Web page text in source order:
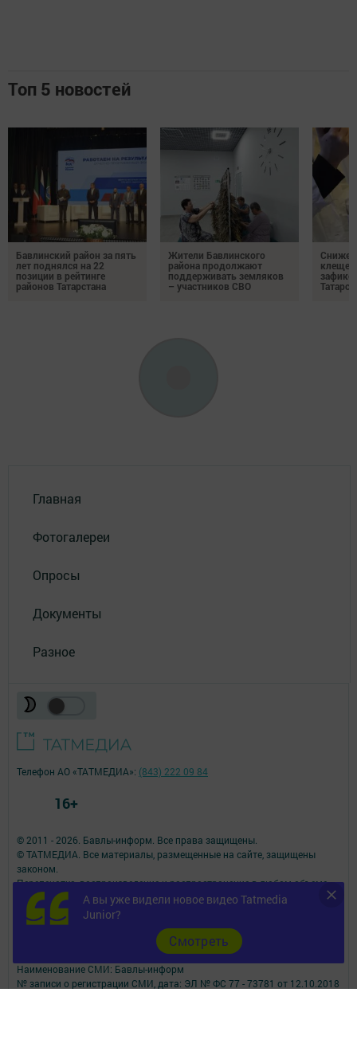
Топ 5 новостей
Бавлинский район за пять
лет поднялся на 22
позиции в рейтинге
районов Татарстана
Жители Бавлинского
района продолжают
поддерживать земляков
– участников СВО
клещей
Главная
Фотогалереи
Опросы
Документы
Разное
А вы уже видели новое видео Tatmedia
Junior?
Cмотреть
© 2011 - 2026. Бавлы-информ. Все права защищены.
© ТАТМЕДИА. Все материалы, размещенные на сайте, защищены
законом.
Перепечатка, воспроизведение и распространение в любом объеме
информации,
размещенной на сайте, возможна только с письменного согласия
редакций СМИ.
При поддержке Республиканского агентства по печати и массовым
Наименование СМИ: Бавлы-информ
№ записи о регистрации СМИ, дата: ЭЛ № ФС 77 - 73781 от 12.10.2018
Телефон АО «ТАТМЕДИА»: (843) 222 09 84
16+